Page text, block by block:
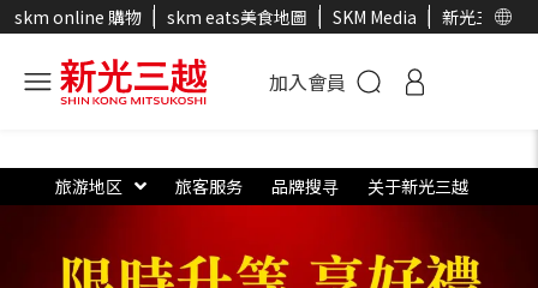
skm online 購物 skm eats美食地圖 SKM Media 新光三越官
加入會員
旅游地区 旅客服务 品牌搜寻 关于新光三越